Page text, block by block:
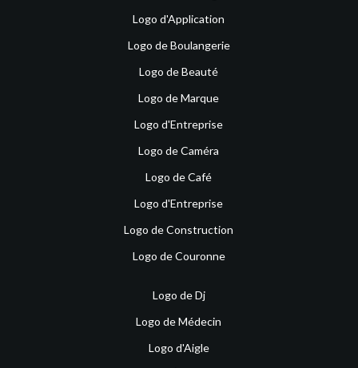
Logo d'Application
Logo de Boulangerie
Logo de Beauté
Logo de Marque
Logo d'Entreprise
Logo de Caméra
Logo de Café
Logo d'Entreprise
Logo de Construction
Logo de Couronne
Logo de Dj
Logo de Médecin
Logo d'Aigle